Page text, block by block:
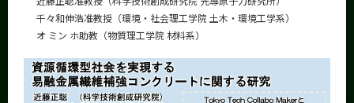
千々和伸浩准教授（環境・社会理工学院 土木・環境工学系）
オ ミン ホ助教（物質理工学院 材料系）